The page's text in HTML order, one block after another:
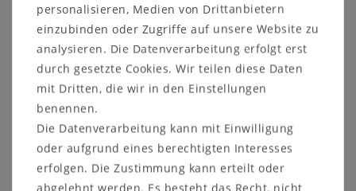
Beistelltisch OAKLAND
NIKLAS rund
50x70x50cm Wildeiche
massiv natur geölt
Metall schwarz
238,00 €
Beistelltisch-Set
OAKLAND NIKLAS
natur geölt Metall
schwarz
444,00 €
personalisieren, Medien von Drittanbietern
einzubinden oder Zugriffe auf unsere Website zu
analysieren. Die Datenverarbeitung erfolgt erst
durch gesetzte Cookies. Wir teilen diese Daten
mit Dritten, die wir in den Einstellungen
benennen.
Die Datenverarbeitung kann mit Einwilligung
oder aufgrund eines berechtigten Interesses
erfolgen. Die Zustimmung kann erteilt oder
abgelehnt werden. Es besteht das Recht, nicht